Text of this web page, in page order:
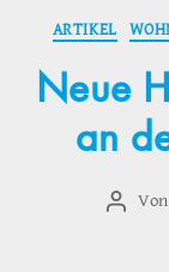
ARTIKEL
Neue
an
Von